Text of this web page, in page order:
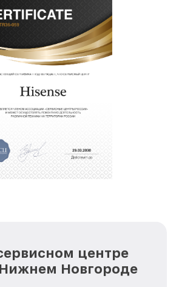
центре
Нижнем Новгороде